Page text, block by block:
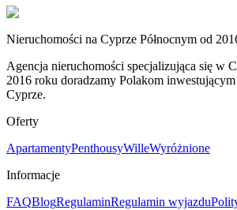
Nieruchomości na Cyprze Północnym od
Agencja nieruchomości specjalizująca się w
2016 roku doradzamy Polakom
Cyprze.
Oferty
ApartamentyPenthousyWilleWyróżnione
Informacje
FAQBlogRegulaminRegulamin wyjazdu